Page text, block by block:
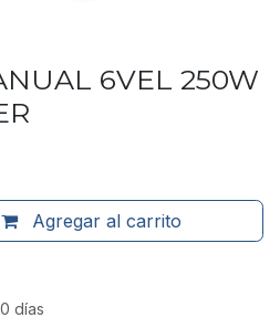
6VEL 250W
Agregar al carrito
días